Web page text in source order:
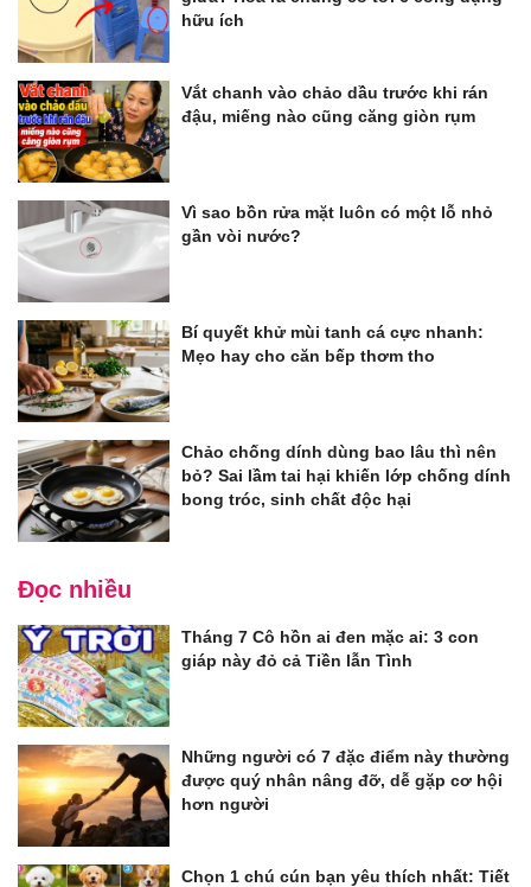
hữu ích
Vắt chanh vào chảo dầu trước khi rán
đậu, miếng nào cũng căng giòn rụm
Vì sao bồn rửa mặt luôn có một lỗ nhỏ
gần vòi nước?
Bí quyết khử mùi tanh cá cực nhanh:
Mẹo hay cho căn bếp thơm tho
Chảo chống dính dùng bao lâu thì nên
bỏ? Sai lầm tai hại khiến lớp chống dính
bong tróc, sinh chất độc hại
Đọc nhiều
Tháng 7 Cô hồn ai đen mặc ai: 3 con
giáp này đỏ cả Tiền lẫn Tình
Những người có 7 đặc điểm này thường
được quý nhân nâng đỡ, dễ gặp cơ hội
hơn người
Chọn 1 chú cún bạn yêu thích nhất: Tiết